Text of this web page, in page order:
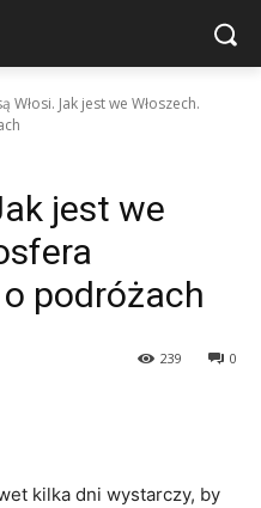
Włosi. Jak jest we Włoszech.
jest we
podróżach
0
239
kilka dni wystarczy, by